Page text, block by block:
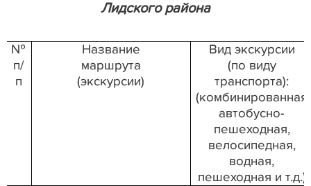
Лидского района
№
п/
п
Название
маршрута
(экскурсии)
Вид экскурсии
(по виду
транспорта):
(комбинированная
автобусно-
пешеходная,
велосипедная,
водная,
пешеходная и т.д.)